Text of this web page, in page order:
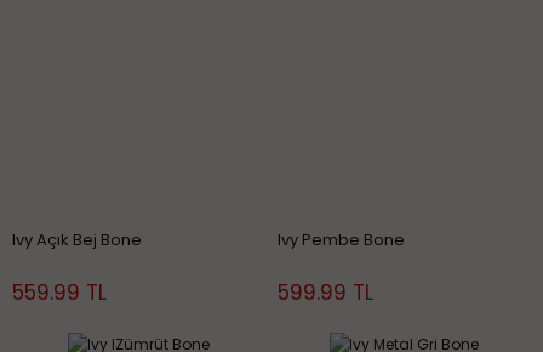
Ivy Açık Bej Bone
559.99 TL
Ivy Pembe Bone
599.99 TL